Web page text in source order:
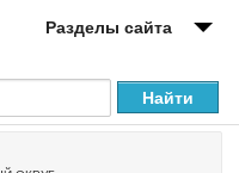
Разделы сайта